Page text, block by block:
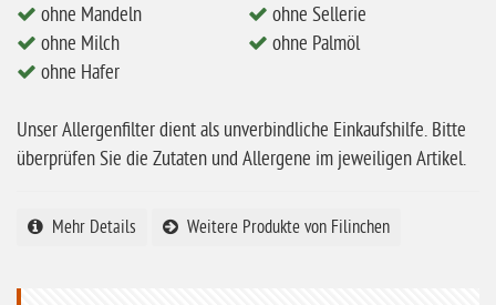
ohne Mais
ohne Senf
ohne Lupinen
ohne Guarkernmehl
ohne Buchweizen
ohne Mandeln
ohne Milch
ohne Hafer
ohne Sellerie
ohne Palmöl
Unser Allergenfilter dient als unverbindliche Einkaufshilfe. Bitte
überprüfen Sie die Zutaten und Allergene im jeweiligen Artikel.
Mehr Details Weitere Produkte von Filinchen